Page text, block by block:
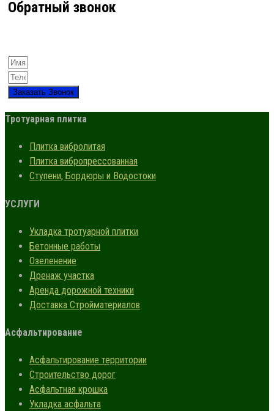
Обратный звонок
Заказать Звонок
Тротуарная плитка
Плитка вибролитая
Плитка вибропрессованная
Ступени, Бордюры и Водостоки
УСЛУГИ
Укладка тротуарной плитки
Бетонные работы
Озеленение
Дренаж участка
Аренда дорожной техники
Доставка Стройматериалов
Асфальтирование
Асфальтирование территории
Строительство дорог
Асфальтная крошка
Укладка асфальта